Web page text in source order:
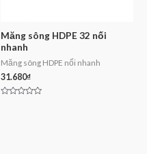
Măng sông HDPE 32 nối
nhanh
Măng sông HDPE nối nhanh
31.680₫